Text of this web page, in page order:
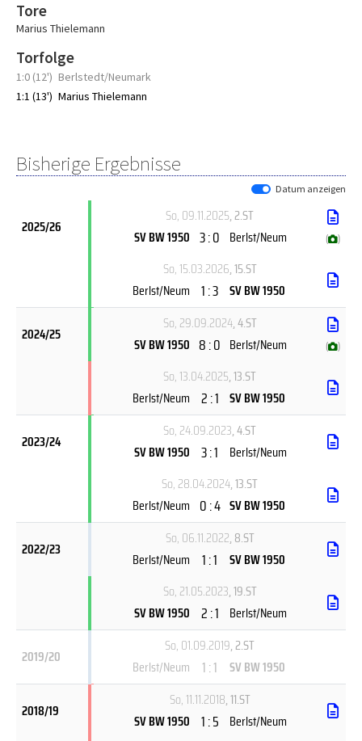
Tore
Marius Thielemann
Torfolge
1:0 (12') Berlstedt/Neumark
1:1 (13') Marius Thielemann
Bisherige Ergebnisse
Datum anzeigen
2025/26
So, 09.11.2025, 2.ST
SV BW 1950 3 : 0 Berlst/Neum ( )
So, 15.03.2026, 15.ST
Berlst/Neum 1 : 3 SV BW 1950
2024/25
So, 29.09.2024, 4.ST
SV BW 1950 8 : 0 Berlst/Neum ( )
So, 13.04.2025, 13.ST
Berlst/Neum 2 : 1 SV BW 1950
2023/24
So, 24.09.2023, 4.ST
SV BW 1950 3 : 1
Berlst/Neum
So, 28.04.2024, 13.ST
Berlst/Neum 0 : 4 SV BW 1950
2022/23
So, 06.11.2022, 8.ST
Berlst/Neum
1 : 1
SV BW 1950
So, 21.05.2023, 19.ST
SV BW 1950 2 : 1 Berlst/Neum
2019/20
So, 01.09.2019, 2.ST
Berlst/Neum
1 : 1 SV BW 1950
2018/19
So, 11.11.2018, 11.ST
SV BW 1950 1 : 5 Berlst/Neum